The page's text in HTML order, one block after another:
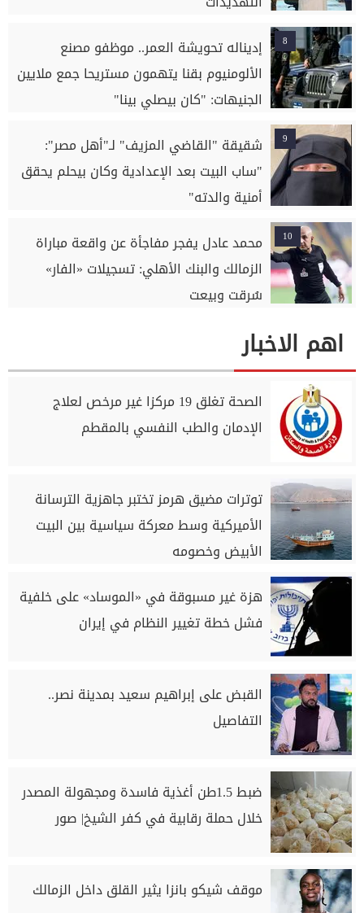
8
إديناله تحويشة العمر.. موظفو مصنع
الألومنيوم بقنا يتهمون مستريحا جمع ملايين
الجنيهات: "كان بيصلي بينا"
9
شقيقة "القاضي المزيف" لـ"أهل مصر":
"ساب البيت بعد الإعدادية وكان بيحلم يحقق
أمنية والدته"
10
محمد عادل يفجر مفاجأة عن واقعة مباراة
الزمالك والبنك الأهلي: تسجيلات «الفار»
سُرقت وبيعت
اهم الاخبار
الصحة تغلق 19 مركزا غير مرخص لعلاج
الإدمان والطب النفسي بالمقطم
توترات مضيق هرمز تختبر جاهزية الترسانة
الأميركية وسط معركة سياسية بين البيت
الأبيض وخصومه
هزة غير مسبوقة في «الموساد» على خلفية
فشل خطة تغيير النظام في إيران
القبض على إبراهيم سعيد بمدينة نصر..
التفاصيل
ضبط 1.5طن أغذية فاسدة ومجهولة المصدر
خلال حملة رقابية في كفر الشيخ| صور
موقف شيكو بانزا يثير القلق داخل الزمالك